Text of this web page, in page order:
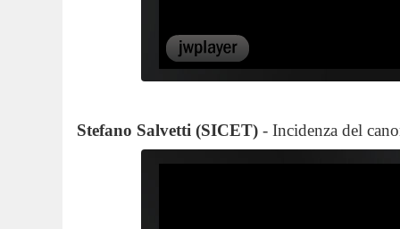
Stefano Salvetti (SICET) - Incidenza del